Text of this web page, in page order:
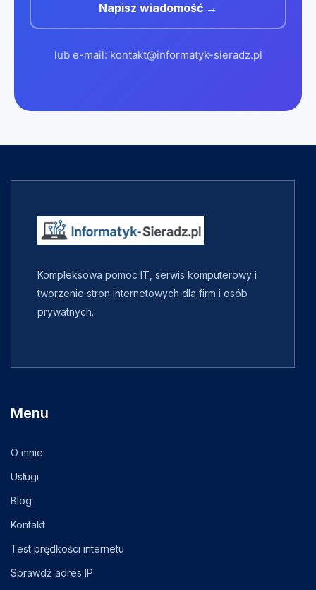
Napisz wiadomość →
lub e-mail: kontakt@informatyk-sieradz.pl
Kompleksowa pomoc IT, serwis komputerowy i
tworzenie stron internetowych dla firm i osób
prywatnych.
Menu
O mnie
Usługi
Blog
Kontakt
Test prędkości internetu
Sprawdź adres IP